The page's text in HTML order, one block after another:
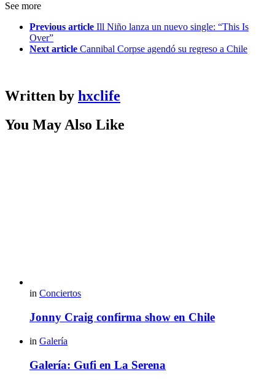
See more
Previous article Ill Niño lanza un nuevo single: “This Is
Over”
Next article Cannibal Corpse agendó su regreso a Chile
Written by hxclife
You May Also Like
in Conciertos
Jonny Craig confirma show en Chile
in Galería
Galería: Gufi en La Serena